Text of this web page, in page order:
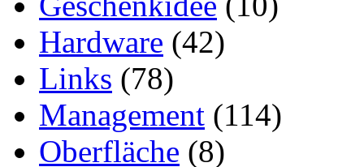
Hardware (42)
Links (78)
Management (114)
Oberfläche (8)